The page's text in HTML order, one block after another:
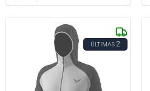
ÚLTIMAS2